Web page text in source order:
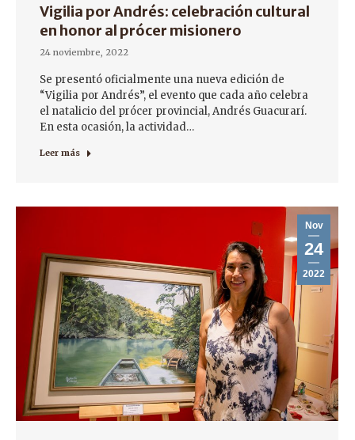
Vigilia por Andrés: celebración cultural
en honor al prócer misionero
24 noviembre, 2022
Se presentó oficialmente una nueva edición de
“Vigilia por Andrés”, el evento que cada año celebra
el natalicio del prócer provincial, Andrés Guacurarí.
En esta ocasión, la actividad…
Leer más
Nov
24
2022